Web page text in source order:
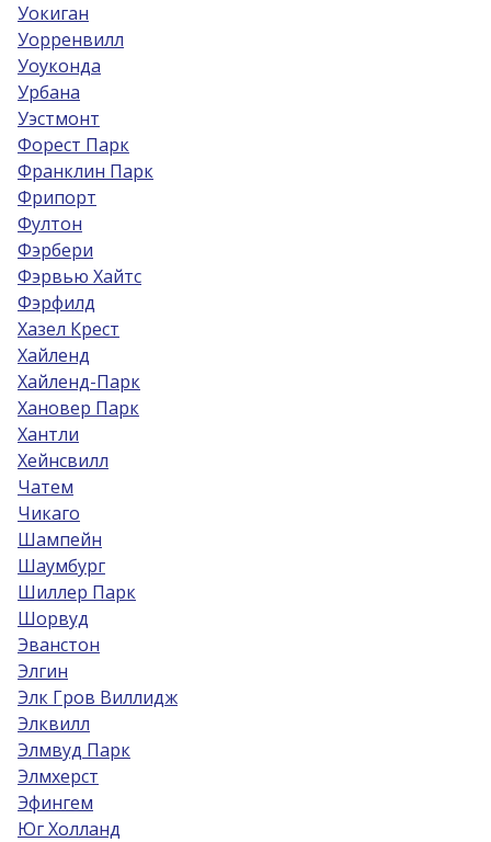
Уокиган
Уорренвилл
Уоуконда
Урбана
Уэстмонт
Форест Парк
Франклин Парк
Фрипорт
Фултон
Фэрбери
Фэрвью Хайтс
Фэрфилд
Хазел Крест
Хайленд
Хайленд-Парк
Хановер Парк
Хантли
Хейнсвилл
Чатем
Чикаго
Шампейн
Шаумбург
Шиллер Парк
Шорвуд
Эванстон
Элгин
Элк Гров Виллидж
Элквилл
Элмвуд Парк
Элмхерст
Эфингем
Юг Холланд